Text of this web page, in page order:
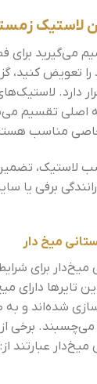
لاستیک
می‌گیرید برای
تعویض کنید،
دارد.
اصلی تقسیم
خاصی مناسب
لاستیک،
برفی یا
میخ دار
میخ‌دار برای
تایرها دارای
شده‌اند و به
برخی از
عبارتند از: